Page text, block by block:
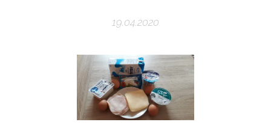
19.04.2020